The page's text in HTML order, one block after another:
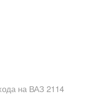
на ВАЗ 2114